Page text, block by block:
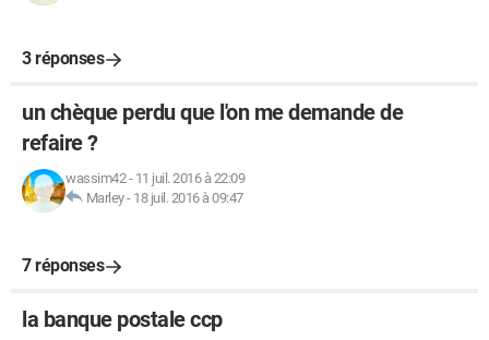
3 réponses
un chèque perdu que l'on me demande de
refaire ?
wassim42- 11 juil. 2016 à 22:09
Marley- 18 juil. 2016 à 09:47
7 réponses
la banque postale ccp